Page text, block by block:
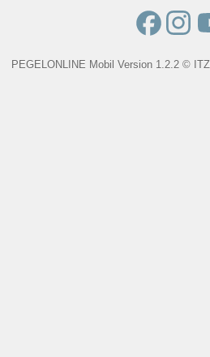
PEGELONLINE Mobil Version 1.2.2 ©